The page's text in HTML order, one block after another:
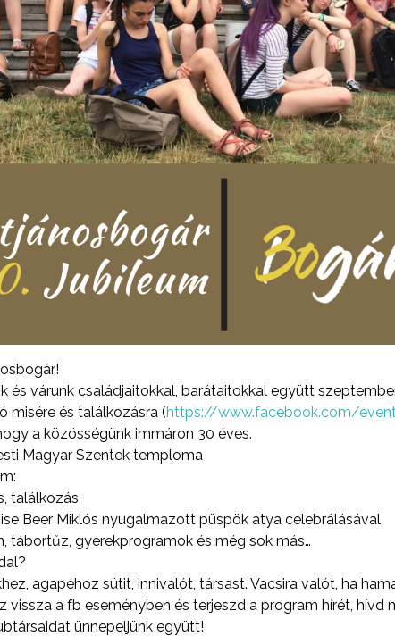
és várunk családjaitokkal, barátaitokkal együtt
misére és találkozásra (https://www.facebook.com/
a közösségünk immáron 30 éves.
Magyar Szentek temploma
találkozás
Beer Miklós nyugalmazott püspök atya celebrálásával
tábortűz, gyerekprogramok és még sok más…
agapéhoz sütit, innivalót, társast. Vacsira valót, ha
vissza a fb eseményben és terjeszd a program hírét, hívd
ünnepeljünk együtt!